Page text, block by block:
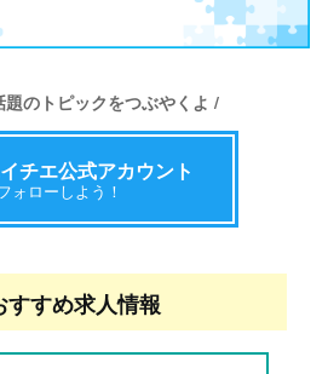
のトピックをつぶやくよ /
チエ公式アカウント
ォローしよう！
すすめ求人情報